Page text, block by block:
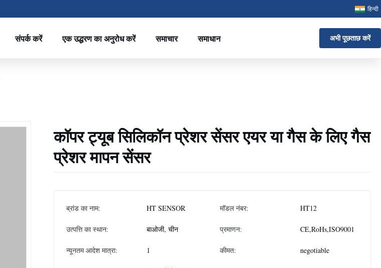
हिन्दी
संपर्क करें एक उद्धरण का अनुरोध करें समाचार समाधान अभी पूछताछ करें
कॉपर ट्यूब सिलिकॉन प्रेशर सेंसर एयर या गैस के लिए गैस
प्रेशर मापन सेंसर
ब्रांड का नाम: HT SENSOR मॉडल नंबर: HT12
उत्पत्ति का स्थान: बाओजी, चीन प्रमाणन: CE,RoHs,ISO9001
न्यूनतम आदेश मात्रा: 1 कीमत: negotiable